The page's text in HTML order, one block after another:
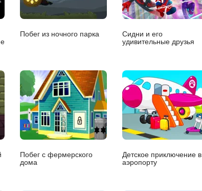
Побег из ночного парка
Сидни и его
удивительные друзья
Побег с фермерского
дома
Детское приключение в
аэропорту